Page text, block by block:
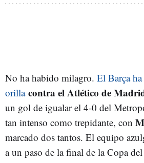
No ha habido milagro. El Barça
orillacontra el Atlético de
un gol de igualar el 4-0 del
tan intenso como trepidante, con
marcado dos tantos. El equipo
a un paso de la final de la Copa